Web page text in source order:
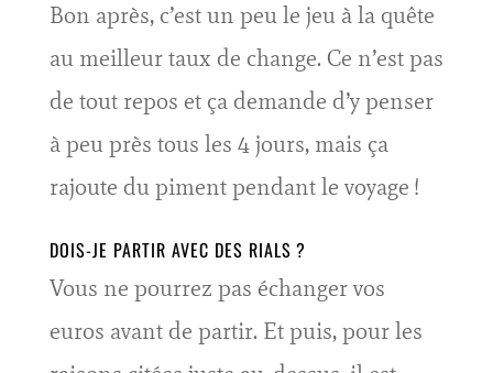
Bon après, c’est un peu le jeu à la quête
au meilleur taux de change. Ce n’est pas
de tout repos et ça demande d’y penser
à peu près tous les 4 jours, mais ça
rajoute du piment pendant le voyage !
DOIS-JE PARTIR AVEC DES RIALS ?
Vous ne pourrez pas échanger vos
euros avant de partir. Et puis, pour les